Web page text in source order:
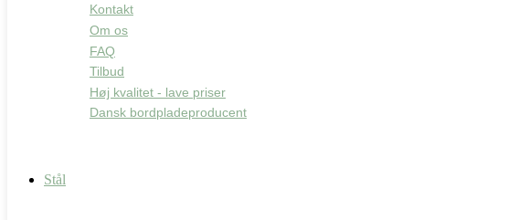
Kontakt
Om os
FAQ
Tilbud
Høj kvalitet - lave priser
Dansk bordpladeproducent
Stål